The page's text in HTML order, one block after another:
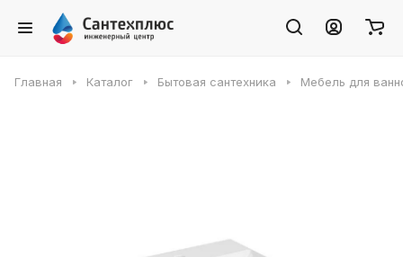
Главная Каталог Бытовая сантехника Мебель для